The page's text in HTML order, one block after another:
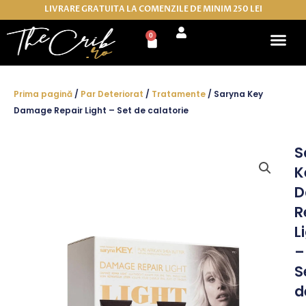
to
content
LIVRARE GRATUITA LA COMENZILE DE MINIM 250 LEI
0
Cart
Prima pagină / Par Deteriorat / Tratamente / Saryna Key
Damage Repair Light – Set de calatorie
–